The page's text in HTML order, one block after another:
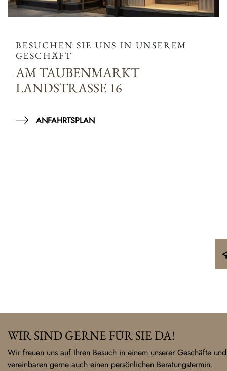
BESUCHEN SIE UNS IN UNSEREM
GESCHÄFT
AM TAUBENMARKT
LANDSTRASSE 16
ANFAHRTSPLAN
WIR SIND GERNE FÜR SIE DA!
Wir freuen uns auf Ihren Besuch in einem unserer Geschäfte und
vereinbaren gerne auch einen persönlichen Beratungstermin.